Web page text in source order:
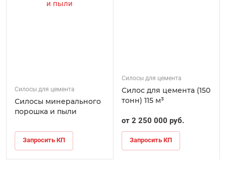
Силосы для цемента
Силосы минерального
порошка и пыли
Запросить КП
Силосы для цемента
Силос для цемента (150
тонн) 115 м³
от 2 250 000 руб.
Запросить КП